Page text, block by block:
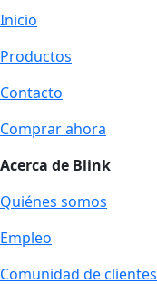
Inicio
Productos
Contacto
Comprar ahora
Acerca de Blink
Quiénes somos
Empleo
Comunidad de clientes